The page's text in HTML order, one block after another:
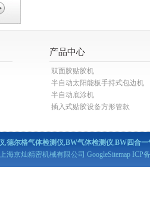
产品中心
双面胶贴胶机
半自动太阳能板手持式包边机
半自动底涂机
插入式贴胶设备方形管款
,德尔格气体检测仪,BW气体检测仪,BW四合一
上海京灿精密机械有限公司 GoogleSitemap ICP